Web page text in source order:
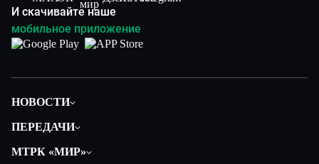
И скачивайте наше
мобильное приложение
НОВОСТИ
Экономика
ПЕРЕДАЧИ
МТРК «МИР»